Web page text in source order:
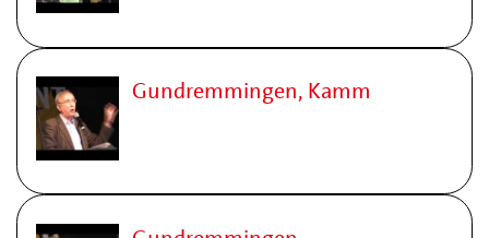
Gundremmingen, Kamm